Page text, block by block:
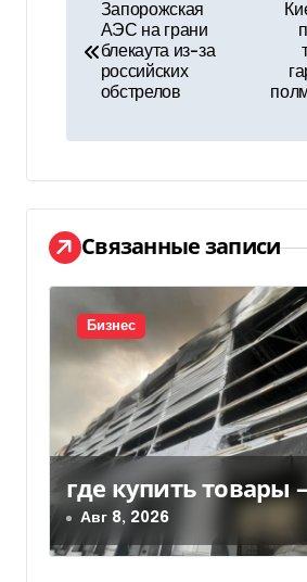
и
г
а
ц
и
я
о
з
а
Запорожская
АЭС на грани
блекаута из-за
российских
обстрелов
Связанные записи
Бизнес
где купить
Авг 8, 2026